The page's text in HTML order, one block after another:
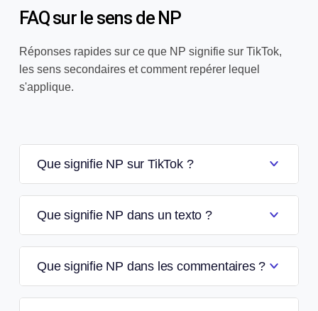
FAQ sur le sens de NP
Réponses rapides sur ce que NP signifie sur TikTok,
les sens secondaires et comment repérer lequel
s'applique.
Que signifie NP sur TikTok ?
Que signifie NP dans un texto ?
Que signifie NP dans les commentaires ?